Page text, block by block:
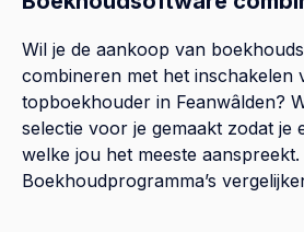
Wil je de aankoop van
combineren met het inschakelen
topboekhouder in Feanwâlden?
selectie voor je gemaakt zodat je
welke jou het meeste aanspreekt.
Boekhoudprogramma’s